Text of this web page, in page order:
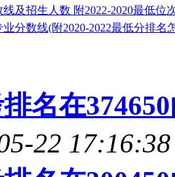
及招生人数 附2022-2020最低位
分数线(附2020-2022最低分排名
名在
22 17:16:38